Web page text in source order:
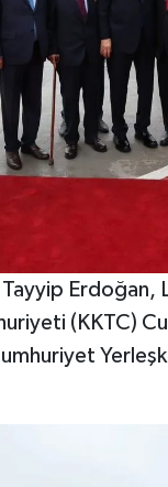
Erdoğan,
(KKTC)